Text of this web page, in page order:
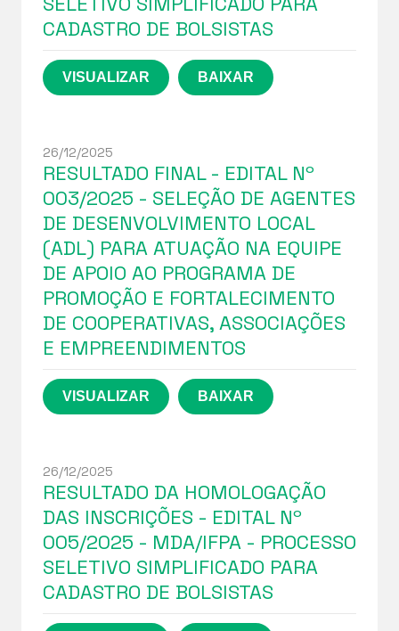
CADASTRO DE BOLSISTAS
26/12/2025
RESULTADO FINAL - EDITAL Nº
003/2025 - SELEÇÃO DE AGENTES
DE DESENVOLVIMENTO LOCAL
(ADL) PARA ATUAÇÃO NA EQUIPE
DE APOIO AO PROGRAMA DE
PROMOÇÃO E FORTALECIMENTO
DE COOPERATIVAS, ASSOCIAÇÕES
E EMPREENDIMENTOS
26/12/2025
RESULTADO DA HOMOLOGAÇÃO
DAS INSCRIÇÕES - EDITAL Nº
005/2025 - MDA/IFPA - PROCESSO
SELETIVO SIMPLIFICADO PARA
CADASTRO DE BOLSISTAS